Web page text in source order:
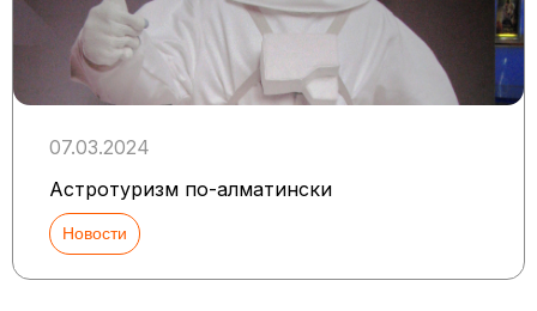
07.03.2024
Астротуризм по-алматински
Новости